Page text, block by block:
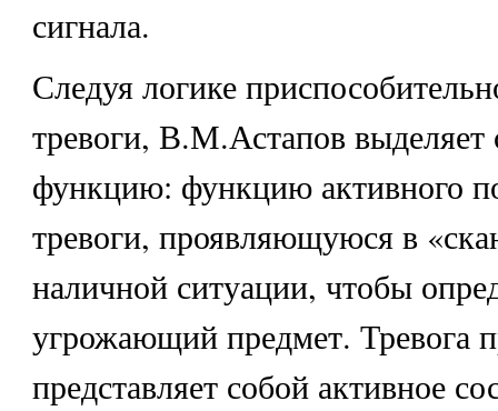
сигнала.
Следуя логике
тревоги, В.М.Астапов
функцию: функцию активного
тревоги, проявляющуюся в
наличной ситуации, чтобы
угрожающий предмет. Тревога
представляет собой активное